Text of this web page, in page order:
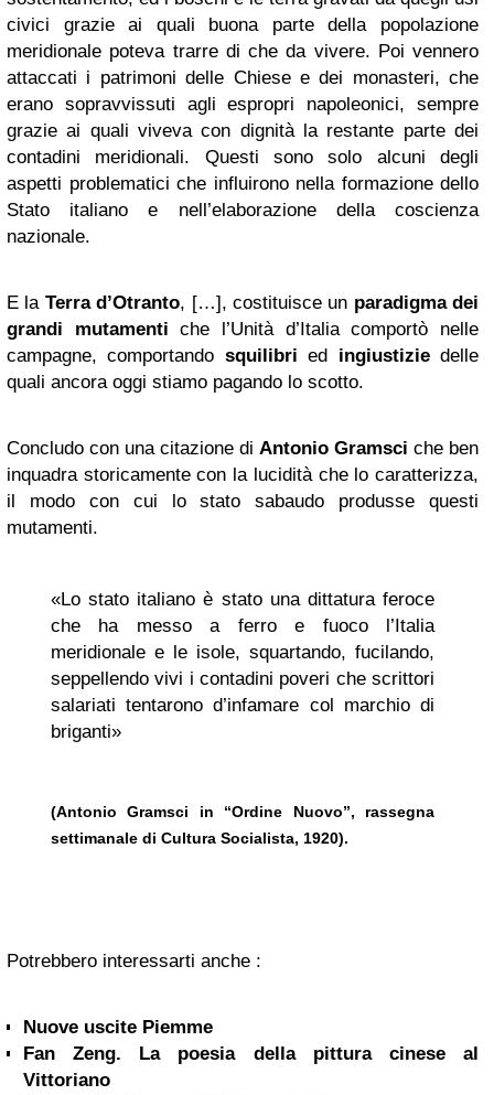
civici grazie ai quali buona parte della popolazione
meridionale poteva trarre di che da vivere. Poi vennero
attaccati i patrimoni delle Chiese e dei monasteri, che
erano sopravvissuti agli espropri napoleonici, sempre
grazie ai quali viveva con dignità la restante parte dei
contadini meridionali. Questi sono solo alcuni degli
aspetti problematici che influirono nella formazione dello
Stato italiano e nell’elaborazione della coscienza
nazionale.
E la Terra d’Otranto, […], costituisce un paradigma dei
grandi mutamenti che l’Unità d’Italia comportò nelle
campagne, comportando squilibri ed ingiustiziedelle
quali ancora oggi stiamo pagando lo scotto.
Concludo con una citazione di Antonio Gramsci che ben
inquadra storicamente con la lucidità che lo caratterizza,
il modo con cui lo stato sabaudo produsse questi
mutamenti.
«Lo stato italiano è stato una dittatura feroce
che ha messo a ferro e fuoco l’Italia
meridionale e le isole, squartando, fucilando,
seppellendo vivi i contadini poveri che scrittori
salariati tentarono d’infamare col marchio di
briganti»
(Antonio Gramsci in “Ordine Nuovo”, rassegna
settimanale di Cultura Socialista, 1920).
Potrebbero interessarti anche :
Nuove uscite Piemme
Fan Zeng. La poesia della pittura cinese al
Vittoriano